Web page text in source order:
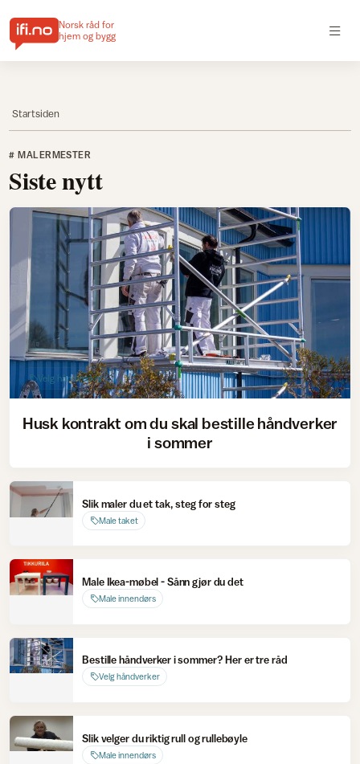
Norsk råd for
hjem og bygg
Startsiden
# MALERMESTER
Siste nytt
Velg håndverker
Husk kontrakt om du skal bestille håndverker
i sommer
Slik maler du et tak, steg for steg
Male taket
Male Ikea-møbel - Sånn gjør du det
Male innendørs
Bestille håndverker i sommer? Her er tre råd
Velg håndverker
Slik velger du riktig rull og rullebøyle
Male innendørs